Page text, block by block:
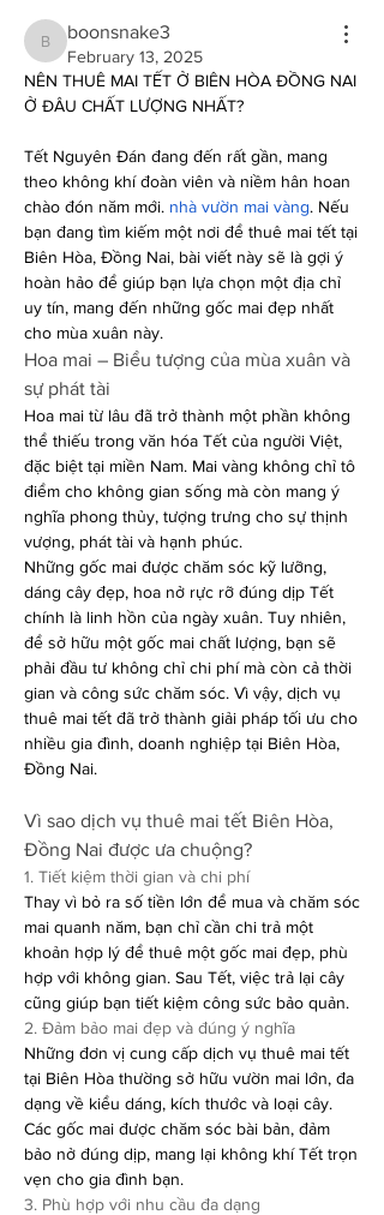
boonsnake3
boonsnake3
February 13, 2025
NÊN THUÊ MAI TẾT Ở BIÊN HÒA ĐỒNG NAI
Ở ĐÂU CHẤT LƯỢNG NHẤT?
Tết Nguyên Đán đang đến rất gần, mang
theo không khí đoàn viên và niềm hân hoan
chào đón năm mới. nhà vườn mai vàng. Nếu
bạn đang tìm kiếm một nơi để thuê mai tết tại
Biên Hòa, Đồng Nai, bài viết này sẽ là gợi ý
hoàn hảo để giúp bạn lựa chọn một địa chỉ
uy tín, mang đến những gốc mai đẹp nhất
cho mùa xuân này.
Hoa mai – Biểu tượng của mùa xuân và
sự phát tài
Hoa mai từ lâu đã trở thành một phần không
thể thiếu trong văn hóa Tết của người Việt,
đặc biệt tại miền Nam. Mai vàng không chỉ tô
điểm cho không gian sống mà còn mang ý
nghĩa phong thủy, tượng trưng cho sự thịnh
vượng, phát tài và hạnh phúc.
Những gốc mai được chăm sóc kỹ lưỡng,
dáng cây đẹp, hoa nở rực rỡ đúng dịp Tết
chính là linh hồn của ngày xuân. Tuy nhiên,
để sở hữu một gốc mai chất lượng, bạn sẽ
phải đầu tư không chỉ chi phí mà còn cả thời
gian và công sức chăm sóc. Vì vậy, dịch vụ
thuê mai tết đã trở thành giải pháp tối ưu cho
nhiều gia đình, doanh nghiệp tại Biên Hòa,
Đồng Nai.
Vì sao dịch vụ thuê mai tết Biên Hòa,
Đồng Nai được ưa chuộng?
1. Tiết kiệm thời gian và chi phí
Thay vì bỏ ra số tiền lớn để mua và chăm sóc
mai quanh năm, bạn chỉ cần chi trả một
khoản hợp lý để thuê một gốc mai đẹp, phù
hợp với không gian. Sau Tết, việc trả lại cây
cũng giúp bạn tiết kiệm công sức bảo quản.
2. Đảm bảo mai đẹp và đúng ý nghĩa
Những đơn vị cung cấp dịch vụ thuê mai tết
tại Biên Hòa thường sở hữu vườn mai lớn, đa
dạng về kiểu dáng, kích thước và loại cây.
Các gốc mai được chăm sóc bài bản, đảm
bảo nở đúng dịp, mang lại không khí Tết trọn
vẹn cho gia đình bạn.
3. Phù hợp với nhu cầu đa dạng